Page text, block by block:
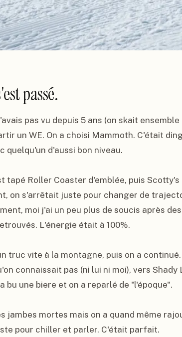
passé.
pas vu depuis 5 ans (on skait
un WE. On a choisi Mammoth. C'était
quelqu'un d'aussi bon niveau.
tapé Roller Coaster d'emblée, puis
on s'arrêtait juste pour changer de
moi j'ai un peu plus de soucis après
L'énergie était à 100%.
truc vite à la montagne, puis on a
connaissait pas (ni lui ni moi), vers Shady
bu une biere et on a reparlé de "l'époque".
jambes mortes mais on a quand même
pour chiller et parler. C'était parfait.